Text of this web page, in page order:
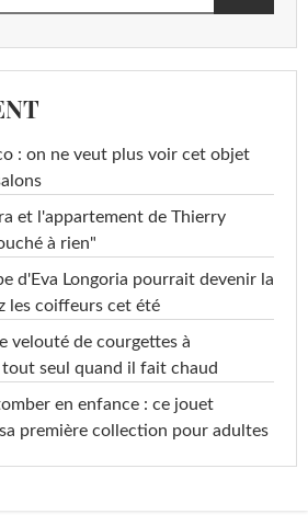
: on ne veut plus voir cet objet
et l'appartement de Thierry
à rien"
d'Eva Longoria pourrait devenir la
les coiffeurs cet été
velouté de courgettes à
seul quand il fait chaud
en enfance : ce jouet
première collection pour adultes